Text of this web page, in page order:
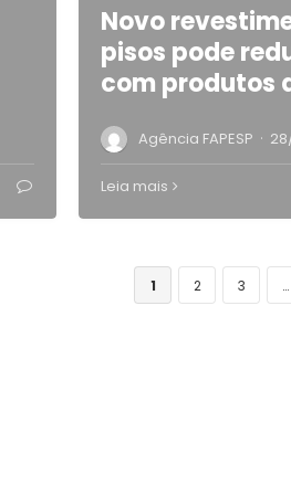
Novo
pisos pode
com produtos
Agência FAPESP ·
Leia mais
1 2 3 …